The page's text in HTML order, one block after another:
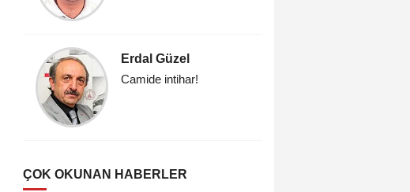
Erdal Güzel
Camide intihar!
ÇOK OKUNAN HABERLER